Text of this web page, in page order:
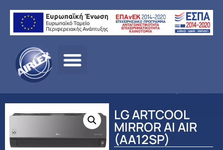
σελίδα/
LG ARTCOOL
MIRROR AI AIR
(AA12SP)